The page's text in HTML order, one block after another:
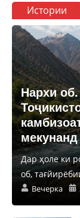
Истории
Нархи
мекунанд
Дар ҳоле ки
об,
Вечерка